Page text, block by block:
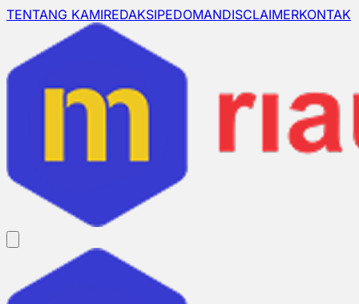
TENTANG KAMIREDAKSIPEDOMANDISCLAIMERKONTAK